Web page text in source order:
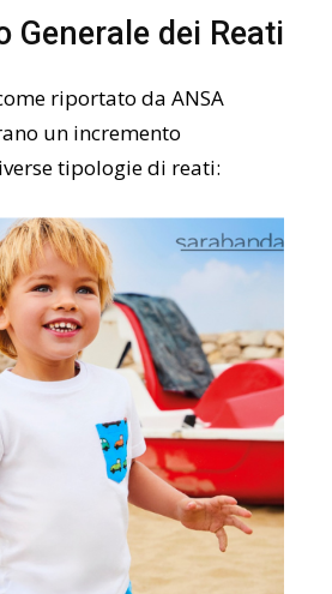
Generale dei Reati
riportato da ANSA
un incremento
tipologie di reati: